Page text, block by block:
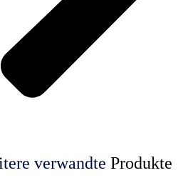
verwandte Produkte